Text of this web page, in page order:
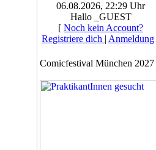
06.08.2026, 22:29 Uhr
Hallo _GUEST
[ Noch kein Account?
Registriere dich | Anmeldung
Comicfestival München 2027